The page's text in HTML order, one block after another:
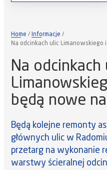
Home
Informacje
Na odcinkach ulic
Na odcinkach
będą nowe
Będą kolejne remonty
głównych ulic w
przetarg na wykonanie
warstwy ścieralnej